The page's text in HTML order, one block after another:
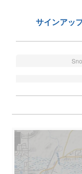
サインアッ